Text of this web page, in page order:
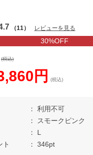
（11） レビューを見る
30%OFF
(税込)
円 (税込)
利用不可
スモークピンク
L
ト
346pt